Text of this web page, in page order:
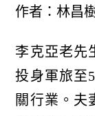
作者：林昌
李克亞老先
投身軍旅至
關行業。夫